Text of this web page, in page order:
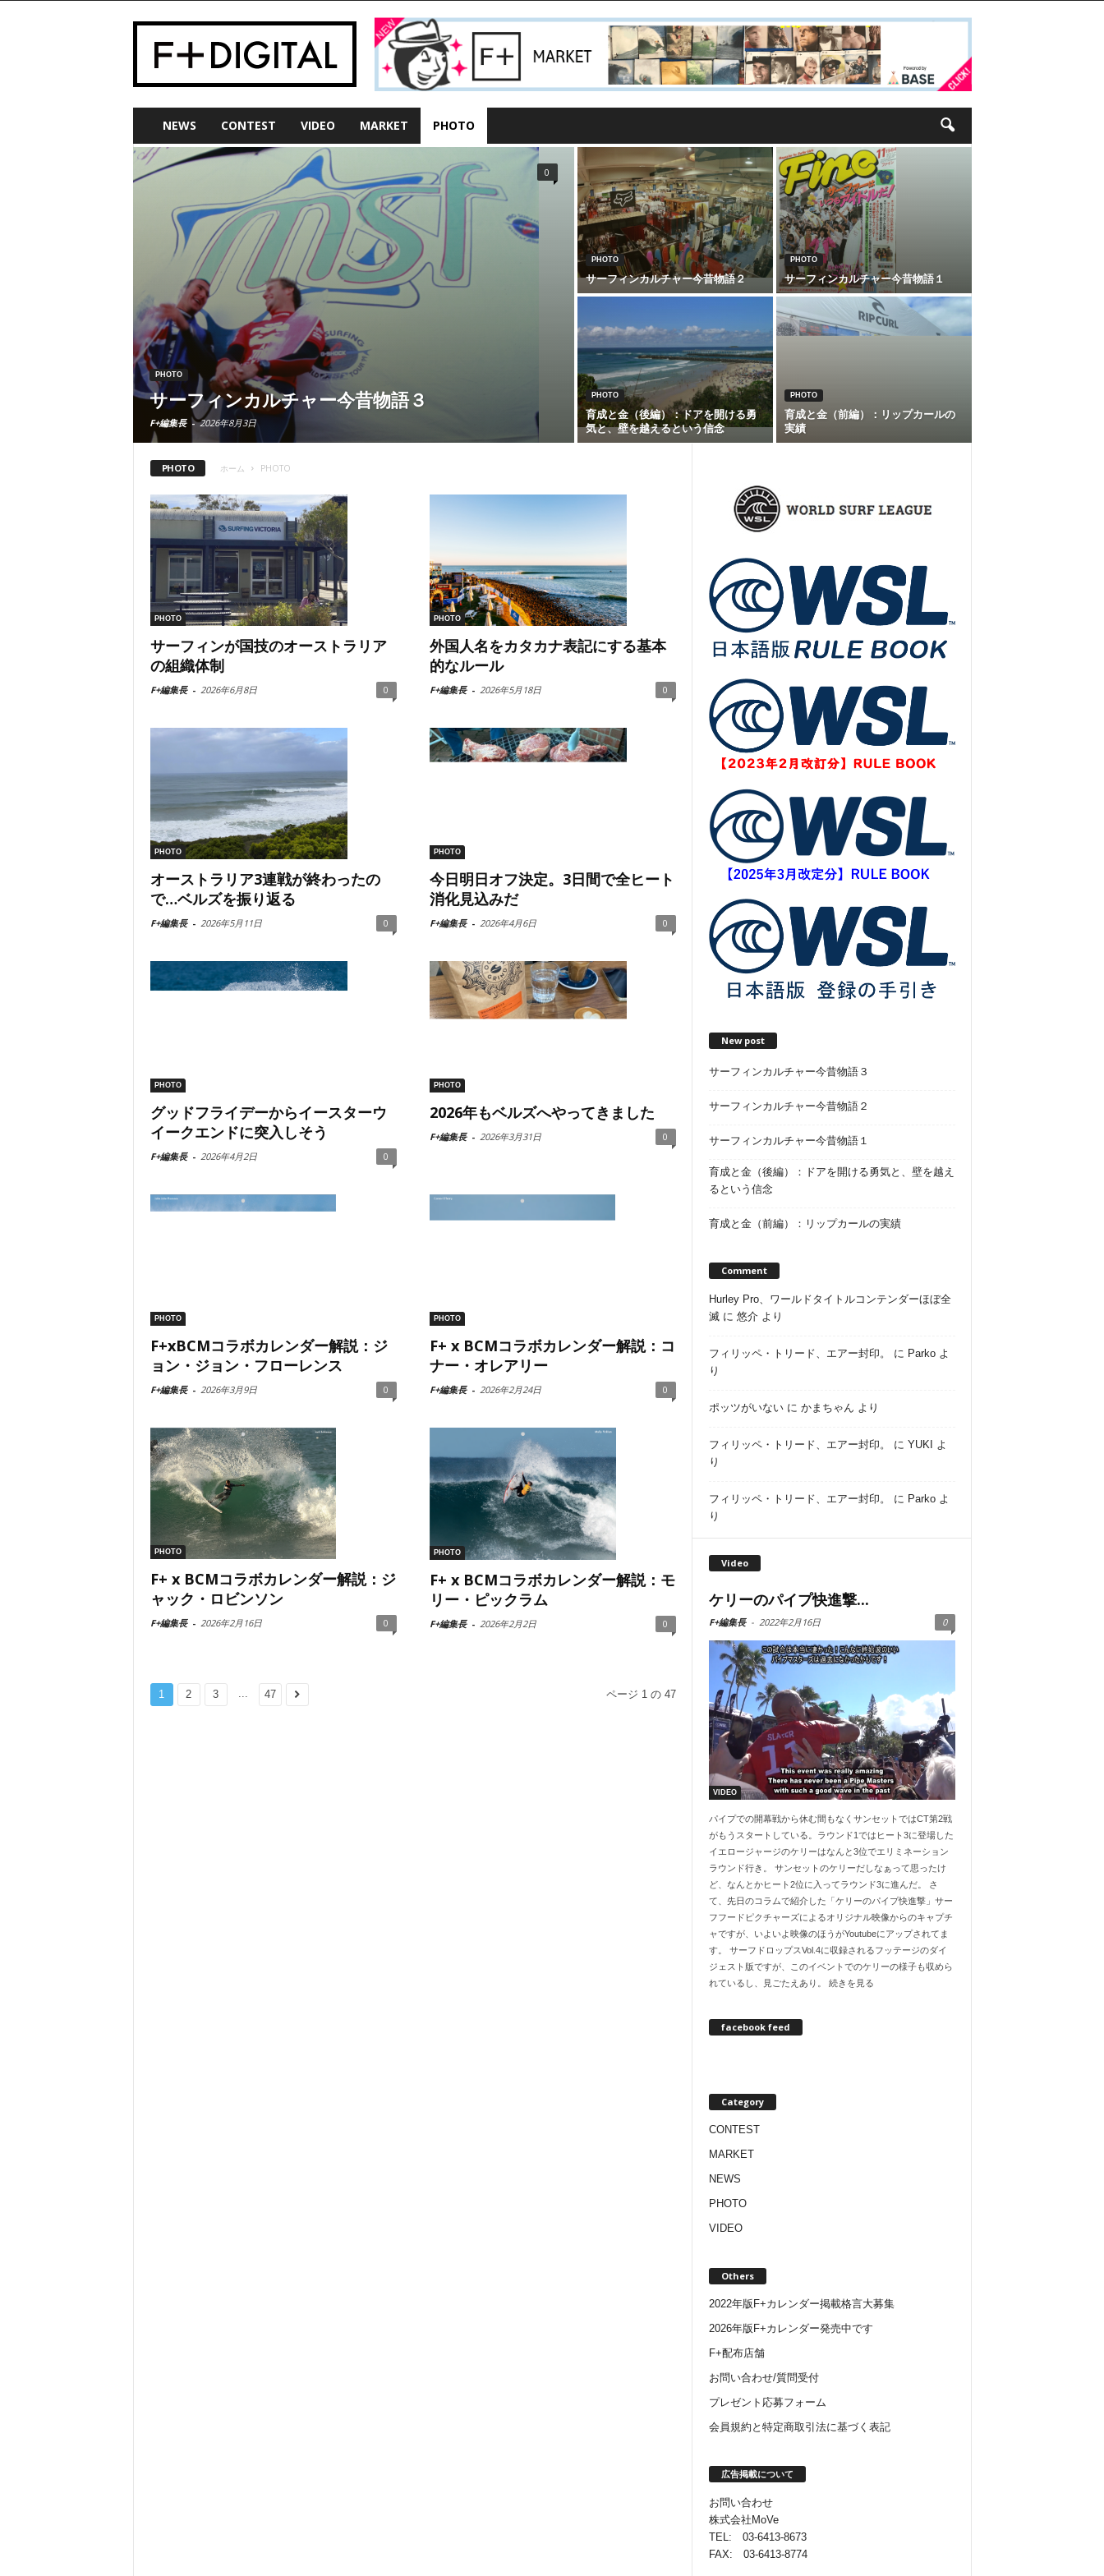
NEWS CONTEST VIDEO MARKET PHOTO
PHOTO
サーフィンカルチャー今昔物語３
F+編集長 - 2026年8月3日
0
PHOTO
サーフィンカルチャー今昔物語２
PHOTO
サーフィンカルチャー今昔物語１
PHOTO
育成と金（後編）：ドアを開ける勇
気と、壁を越えるという信念
PHOTO
育成と金（前編）：リップカールの
実績
PHOTO ホーム PHOTO
PHOTO
サーフィンが国技のオーストラリア
の組織体制
F+編集長 - 2026年6月8日 0
PHOTO
外国人名をカタカナ表記にする基本
的なルール
F+編集長 - 2026年5月18日 0
PHOTO
オーストラリア3連戦が終わったの
で…ベルズを振り返る
F+編集長 - 2026年5月11日 0
PHOTO
今日明日オフ決定。3日間で全ヒート
消化見込みだ
F+編集長 - 2026年4月6日 0
PHOTO
グッドフライデーからイースターウ
イークエンドに突入しそう
F+編集長 - 2026年4月2日 0
PHOTO
2026年もベルズへやってきました
F+編集長 - 2026年3月31日 0
PHOTO
F+xBCMコラボカレンダー解説：ジ
ョン・ジョン・フローレンス
F+編集長 - 2026年3月9日 0
PHOTO
F+ x BCMコラボカレンダー解説：コ
ナー・オレアリー
F+編集長 - 2026年2月24日 0
PHOTO
F+ x BCMコラボカレンダー解説：ジ
ャック・ロビンソン
F+編集長 - 2026年2月16日 0
PHOTO
F+ x BCMコラボカレンダー解説：モ
リー・ピックラム
F+編集長 - 2026年2月2日 0
1 2 3 47 ページ 1 の 47
New post
サーフィンカルチャー今昔物語３
サーフィンカルチャー今昔物語２
サーフィンカルチャー今昔物語１
育成と金（後編）：ドアを開ける勇気と、壁を越え
るという信念
育成と金（前編）：リップカールの実績
Comment
Hurley Pro、ワールドタイトルコンテンダーほぼ全
滅に 悠介より
フィリッペ・トリード、エアー封印。 に Parkoよ
り
ポッツがいないに かまちゃん より
フィリッペ・トリード、エアー封印。 に YUKI よ
り
フィリッペ・トリード、エアー封印。 に Parkoよ
り
Video
ケリーのパイプ快進撃...
F+編集長 - 2022年2月16日 0
VIDEO
パイプでの開幕戦から休む間もなくサンセットではCT第2戦
がもうスタートしている。ラウンド1ではヒート3に登場した
イエロージャージのケリーはなんと3位でエリミネーション
ラウンド行き。 サンセットのケリーだしなぁって思ったけ
ど、なんとかヒート2位に入ってラウンド3に進んだ。 さ
て、先日のコラムで紹介した「ケリーのパイプ快進撃」サー
フフードピクチャーズによるオリジナル映像からのキャプチ
ャですが、いよいよ映像のほうがYoutubeにアップされてま
す。 サーフドロップスVol.4に収録されるフッテージのダイ
ジェスト版ですが、このイベントでのケリーの様子も収めら
れているし、見ごたえあり。 続きを見る
facebook feed
Category
CONTEST
MARKET
NEWS
PHOTO
VIDEO
Others
2022年版F+カレンダー掲載格言大募集
2026年版F+カレンダー発売中です
F+配布店舗
お問い合わせ/質問受付
プレゼント応募フォーム
会員規約と特定商取引法に基づく表記
広告掲載について
お問い合わせ
株式会社MoVe
TEL: 03-6413-8673
FAX: 03-6413-8774